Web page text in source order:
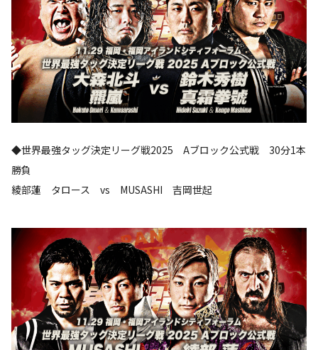
◆世界最強タッグ決定リーグ戦2025 Aブロック公式戦 30分1本
勝負
綾部蓮 タロース vs MUSASHI 吉岡世起